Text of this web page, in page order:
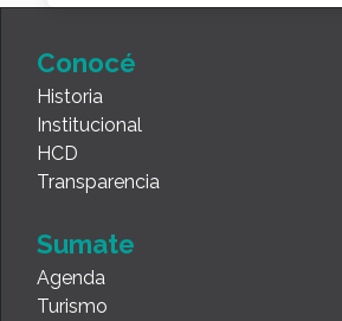
Conocé
Historia
Institucional
HCD
Transparencia
Sumate
Agenda
Turismo